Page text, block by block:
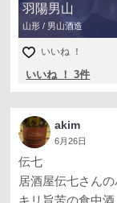
羽陽男山
山形 / 男山酒造
いいね ！
いいね ！ 3件
akim
6月26日
伝七
居酒屋伝七さん
キリ旨苦の食中